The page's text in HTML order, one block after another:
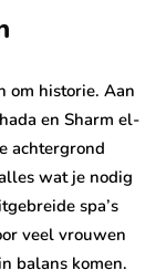
om historie. Aan
en Sharm el-
achtergrond
wat je nodig
spa’s
veel vrouwen
balans komen.